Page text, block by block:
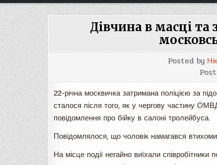
Дівчина в масці
Posted by
22-річна москвичка затримана поліцією за
сталося після того, як у чергову частину
повідомлення про бійку в салоні тролейбуса.
Повідомлялося, що чоловік намагався
На місце події негайно виїхали